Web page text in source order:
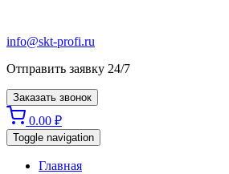
info@skt-profi.ru
Отправить заявку 24/7
Заказать звонок
0.00 ₽
Toggle navigation
Главная